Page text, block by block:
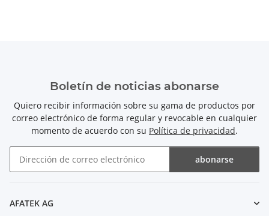
Boletín de noticias abonarse
Quiero recibir información sobre su gama de productos por
correo electrónico de forma regular y revocable en cualquier
momento de acuerdo con su Política de privacidad.
abonarse
AFATEK AG